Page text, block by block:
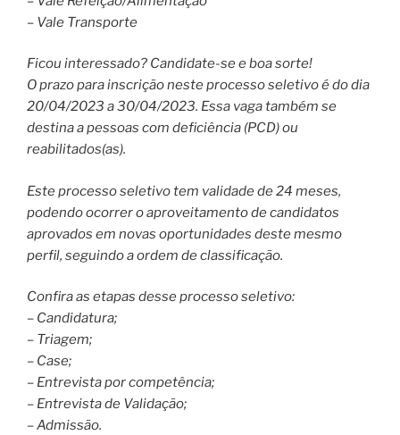
– Vale Transporte
Ficou interessado? Candidate-se e boa sorte!
O prazo para inscrição neste processo seletivo é do dia
20/04/2023 a 30/04/2023. Essa vaga também se
destina a pessoas com deficiência (PCD) ou
reabilitados(as).
Este processo seletivo tem validade de 24 meses,
podendo ocorrer o aproveitamento de candidatos
aprovados em novas oportunidades deste mesmo
perfil, seguindo a ordem de classificação.
Confira as etapas desse processo seletivo:
– Candidatura;
– Triagem;
– Case;
– Entrevista por competência;
– Entrevista de Validação;
– Admissão.